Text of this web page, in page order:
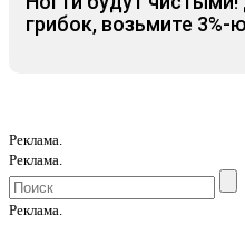
грибок, возьмите 3%-
Реклама.
Реклама.
Реклама.